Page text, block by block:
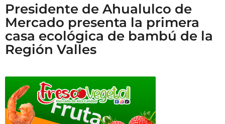
Presidente de Ahualulco de
Mercado presenta la primera
casa ecológica de bambú de la
Región Valles